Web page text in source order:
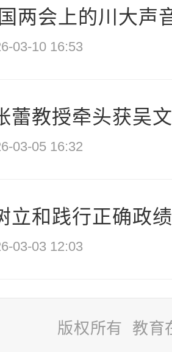
两会上的川大声
03-10 16:53
蕾教授牵头获吴
03-05 16:32
立和践行正确政
03-03 12:03
版权所有 教育